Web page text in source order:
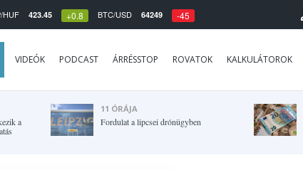
HUF 423.45 +0.8 BTC/USD 64249 -45
VIDEÓK PODCAST ÁRRÉSSTOP ROVATOK KALKULÁTOROK
a
11 ÓRÁJA
Fordulat a lipcsei drónügyben